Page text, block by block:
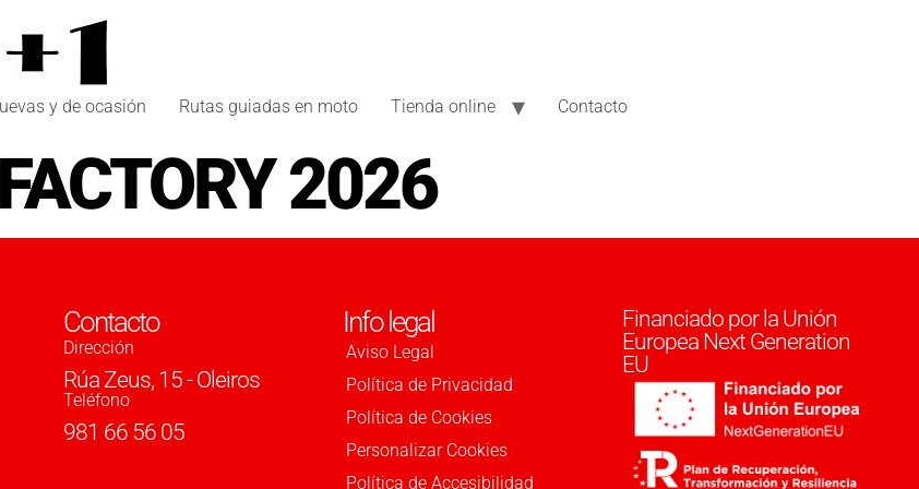
y de ocasión Rutas guiadas en moto Tienda online Contacto
2026
Contacto
Dirección
Rúa Zeus, 15 - Oleiros
Teléfono
981 66 56 05
Info legal
Aviso Legal
Política de Privacidad
Política de Cookies
Personalizar Cookies
Política de Accesibilidad
Financiado por la Unión
Europea Next Generation
EU